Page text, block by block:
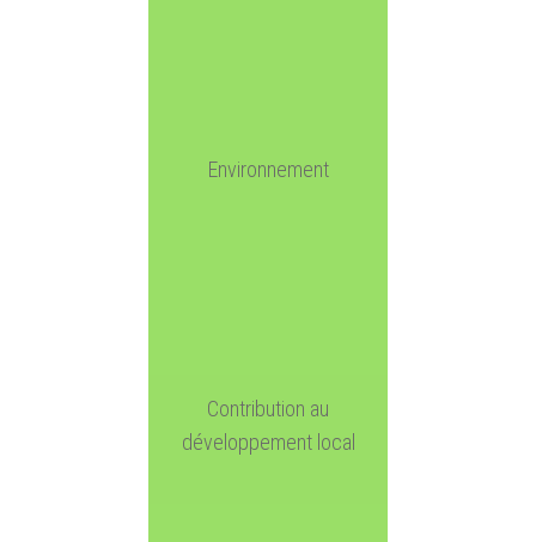
Environnement
Contribution au
développement local